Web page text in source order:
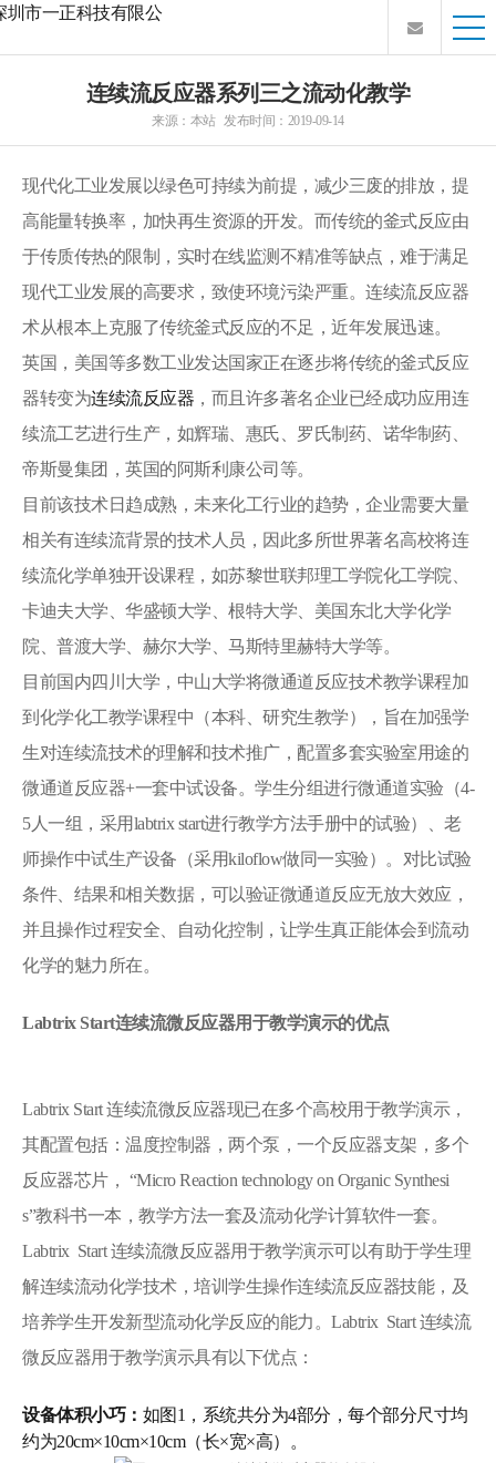
连续流反应器系列三之流动化教学
来源：本站 发布时间：2019-09-14
现代化工业发展以绿色可持续为前提，减少三废的排放，提
高能量转换率，加快再生资源的开发。而传统的釜式反应由
于传质传热的限制，实时在线监测不精准等缺点，难于满足
现代工业发展的高要求，致使环境污染严重。连续流反应器
术从根本上克服了传统釜式反应的不足，近年发展迅速。
英国，美国等多数工业发达国家正在逐步将传统的釜式反应
器转变为连续流反应器 ，而且许多著名企业已经成功应用连
续流工艺进行生产，如辉瑞、惠氏、罗氏制药、诺华制药、
帝斯曼集团，英国的阿斯利康公司等。
目前该技术日趋成熟，未来化工行业的趋势，企业需要大量
相关有连续流背景的技术人员，因此多所世界著名高校将连
续流化学单独开设课程，如苏黎世联邦理工学院化工学院、
卡迪夫大学、华盛顿大学、根特大学、美国东北大学化学
院、普渡大学、赫尔大学、马斯特里赫特大学等。
目前国内四川大学，中山大学将微通道反应技术教学课程加
到化学化工教学课程中（本科、研究生教学），旨在加强学
生对连续流技术的理解和技术推广，配置多套实验室用途的
微通道反应器+一套中试设备。学生分组进行微通道实验（4-
5人一组，采用labtrix start进行教学方法手册中的试验）、老
师操作中试生产设备（采用kiloflow做同一实验）。对比试验
条件、结果和相关数据，可以验证微通道反应无放大效应，
并且操作过程安全、自动化控制，让学生真正能体会到流动
化学的魅力所在。
Labtrix Start连续流微反应器用于教学演示的优点
Labtrix Start 连续流微反应器现已在多个高校用于教学演示，
其配置包括：温度控制器，两个泵，一个反应器支架，多个
反应器芯片， “Micro Reaction technology on Organic Synthesi
s”教科书一本，教学方法一套及流动化学计算软件一套。
Labtrix Start 连续流微反应器用于教学演示可以有助于学生理
解连续流动化学技术，培训学生操作连续流反应器技能，及
培养学生开发新型流动化学反应的能力。Labtrix Start 连续流
微反应器用于教学演示具有以下优点：
设备体积小巧： 如图1，系统共分为4部分，每个部分尺寸均
约为20cm×10cm×10cm（长×宽×高）。